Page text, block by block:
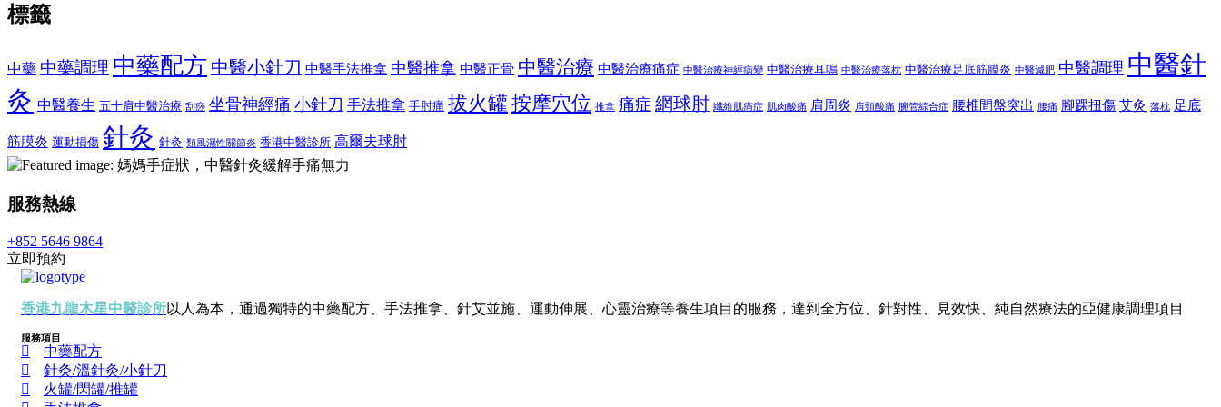
標籤
中藥 中藥調理 中藥配方 中醫小針刀 中醫手法推拿 中醫推拿 中醫正骨 中醫治療 中醫治療痛症 中醫治療神經病變 中醫治療耳鳴 中醫治療落枕 中醫治療足底筋膜炎 中醫減肥 中醫調理 中醫針
灸 中醫養生 五十肩中醫治療 刮痧 坐骨神經痛 小針刀 手法推拿 手肘痛 拔火罐按摩穴位 推拿 痛症 網球肘 纖維肌痛症 肌肉酸痛 肩周炎 肩頸酸痛 腕管綜合症 腰椎間盤突出 腰痛 腳踝扭傷 艾灸 落枕 足底
筋膜炎 運動損傷 針灸 針灸 類風濕性關節炎 香港中醫診所 高爾夫球肘
服務熱線
+852 5646 9864
立即預約
香港九龍木星中醫診所以人為本，通過獨特的中藥配方、手法推拿、針艾並施、運動伸展、心靈治療等養生項目的服務，達到全方位、針對性、見效快、純自然療法的亞健康調理項目
服務項目
中藥配方
針灸/溫針灸/小針刀
火罐/閃罐/推罐